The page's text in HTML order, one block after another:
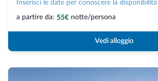
Inserisci le date per conoscere la disponibilità
a partire da: 55€ notte/persona
Vedi alloggio